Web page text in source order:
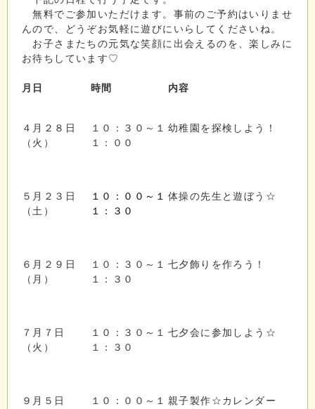
無料でご参加いただけます。事前のご予約はいりませ
んので、どうぞお気軽に遊びにいらしてくださいね。
お子さまたちの元気な笑顔に出会えるのを、楽しみに
お待ちしています♡
月日 時間 内容
４月２８日
（火）
１０：３０～１
１：００
幼稚園を探検しよう！
５月２３日
（土）
１０：００～１
１：３０
体操の先生と遊ぼう☆
６月２９日
（月）
１０：３０～１
１：３０
七夕飾りを作ろう！
７月７日
（火）
１０：３０～１
１：３０
七夕会に参加しよう☆
９月５日
１０：００～１
親子製作☆カレンダー